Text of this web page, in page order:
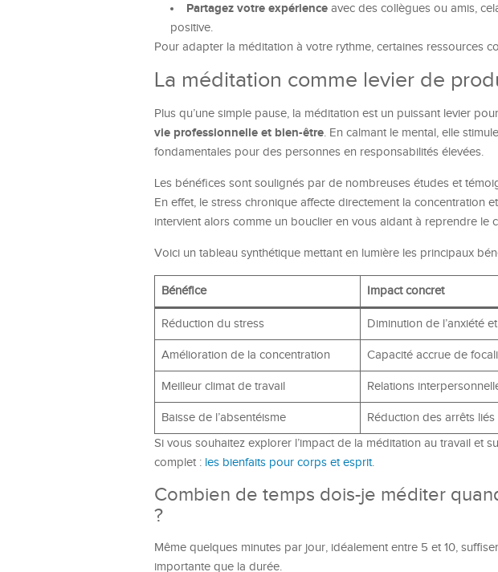
Partagez votre expérience avec des collègues ou amis,
positive.
Pour adapter la méditation à votre rythme, certaines ressources
La méditation comme levier de
Plus qu’une simple pause, la méditation est un puissant levier
vie professionnelle et bien-être. En calmant le mental, elle
fondamentales pour des personnes en responsabilités élevées.
Les bénéfices sont soulignés par de nombreuses études et
En effet, le stress chronique affecte directement la concentration
intervient alors comme un bouclier en vous aidant à reprendre le
Voici un tableau synthétique mettant en lumière les principaux
Bénéfice Impact concret
Réduction du stress Diminution de l’anxiété
Amélioration de la concentration Capacité accrue de
Meilleur climat de travail Relations
Baisse de l’absentéisme Réduction des arrêts liés
Si vous souhaitez explorer l’impact de la méditation au travail et
complet : les bienfaits pour corps et esprit.
Combien de temps dois-je méditer
?
Même quelques minutes par jour, idéalement entre 5 et 10,
importante que la durée.